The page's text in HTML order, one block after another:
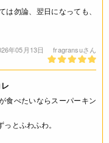
変更
勿論、翌日になっても、
年05月13日 fragransuさん
食べたいならスーパーキン
とふわふわ。